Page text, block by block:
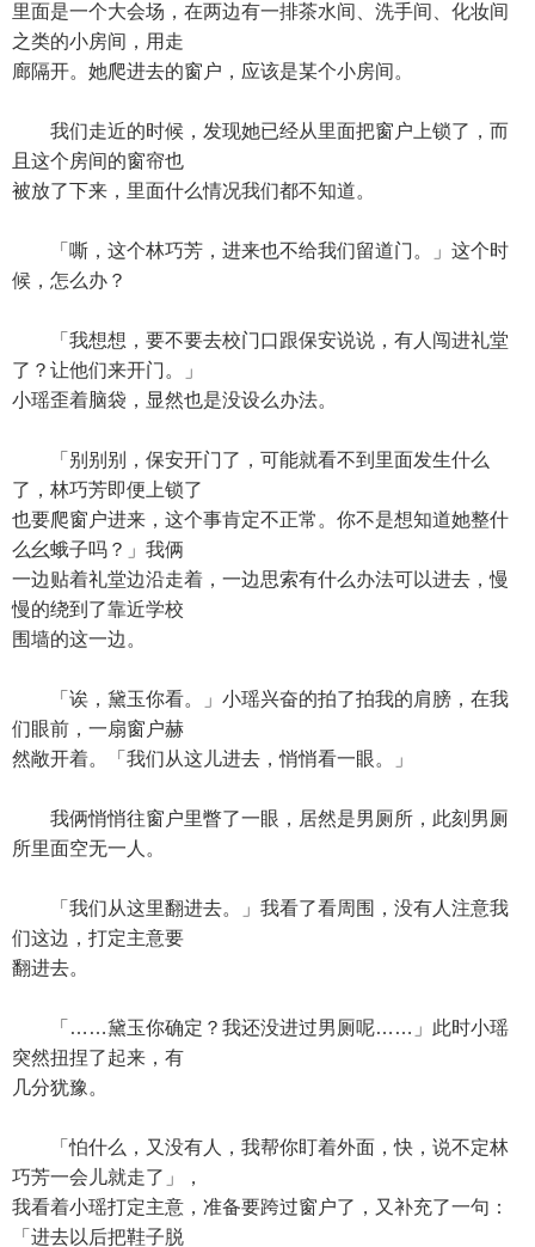
里面是一个大会场，在两边有一排茶水间、洗手间、化妆间
之类的小房间，用走
廊隔开。她爬进去的窗户，应该是某个小房间。
我们走近的时候，发现她已经从里面把窗户上锁了，而
且这个房间的窗帘也
被放了下来，里面什么情况我们都不知道。
「嘶，这个林巧芳，进来也不给我们留道门。」这个时
候，怎么办？
「我想想，要不要去校门口跟保安说说，有人闯进礼堂
了？让他们来开门。」
小瑶歪着脑袋，显然也是没设么办法。
「别别别，保安开门了，可能就看不到里面发生什么
了，林巧芳即便上锁了
也要爬窗户进来，这个事肯定不正常。你不是想知道她整什
么幺蛾子吗？」我俩
一边贴着礼堂边沿走着，一边思索有什么办法可以进去，慢
慢的绕到了靠近学校
围墙的这一边。
「诶，黛玉你看。」小瑶兴奋的拍了拍我的肩膀，在我
们眼前，一扇窗户赫
然敞开着。「我们从这儿进去，悄悄看一眼。」
我俩悄悄往窗户里瞥了一眼，居然是男厕所，此刻男厕
所里面空无一人。
「我们从这里翻进去。」我看了看周围，没有人注意我
们这边，打定主意要
翻进去。
「……黛玉你确定？我还没进过男厕呢……」此时小瑶
突然扭捏了起来，有
几分犹豫。
「怕什么，又没有人，我帮你盯着外面，快，说不定林
巧芳一会儿就走了」，
我看着小瑶打定主意，准备要跨过窗户了，又补充了一句：
「进去以后把鞋子脱